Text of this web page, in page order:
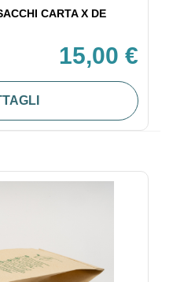
CARTA X DE
15,00 €